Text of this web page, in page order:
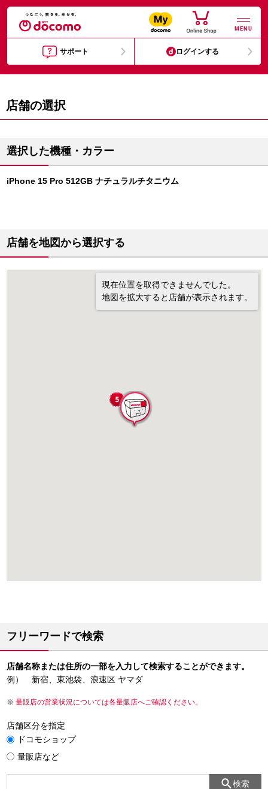
MENU
サポート ログインする
店舗の選択
選択した機種・カラー
iPhone 15 Pro 512GB ナチュラルチタニウム
店舗を地図から選択する
現在位置を取得できませんでした。
地図を拡大すると店舗が表示されます。
フリーワードで検索
店舗名称または住所の一部を入力して検索することができます。
例） 新宿、東池袋、浪速区 ヤマダ
量販店の営業状況については各量販店へご確認ください。
店舗区分を指定
ドコモショップ
量販店など
検索